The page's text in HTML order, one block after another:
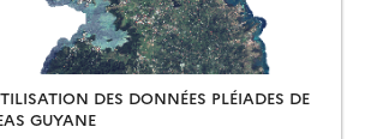
DES DONNÉES PLÉIADES DE
GUYANE